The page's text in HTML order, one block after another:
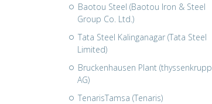
Baotou Steel (Baotou Iron & Steel
Group Co. Ltd.)
Tata Steel Kalinganagar (Tata Steel
Limited)
Bruckenhausen Plant (thyssenkrupp
AG)
TenarisTamsa (Tenaris)